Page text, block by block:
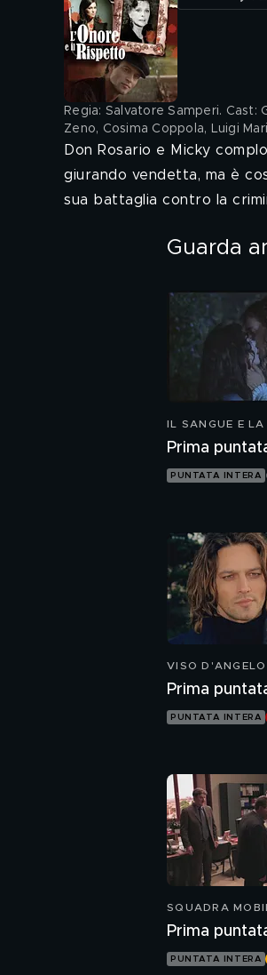
Regia: Salvatore Samperi. Cast:
Zeno, Cosima Coppola, Luigi
Don Rosario e Micky
giurando vendetta, ma è
sua battaglia contro la
Guarda
IL SANGUE E LA
Prima
PUNTATA INTERA
VISO D'ANGELO
Prima
PUNTATA INTERA
SQUADRA
Prima
PUNTATA INTERA